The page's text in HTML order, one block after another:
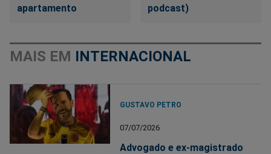
apartamento
podcast)
MAIS EM INTERNACIONAL
GUSTAVO PETRO
07/07/2026
Advogado e ex-magistrado